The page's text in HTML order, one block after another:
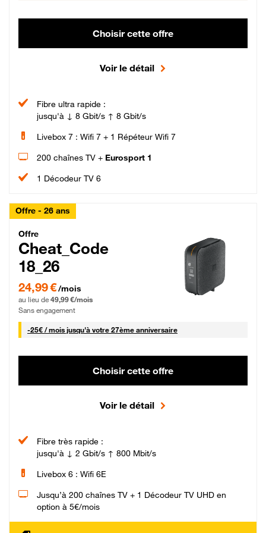
Choisir cette offre
Voir le détail
Fibre ultra rapide :
jusqu'à ↓ 8 Gbit/s ↑ 8 Gbit/s
Livebox 7 : Wifi 7 + 1 Répéteur Wifi 7
200 chaînes TV + Eurosport 1
1 Décodeur TV 6
Offre - 26 ans
Cheat_Code Fibre_18_26
Offre
Cheat_Code
18_26
24,99 € par mois pendant 0 mois puis 49,99 € par mois, Sans engagement
24,99 €/mois
au lieu de 49,99 €/mois
Sans engagement
-25€ / mois25 € par mois
jusqu'à votre 27ème anniversaire
Choisir cette offre
Voir le détail
Fibre très rapide :
jusqu'à ↓ 2 Gbit/s ↑ 800 Mbit/s
Livebox 6 : Wifi 6E
Jusqu’à 200 chaînes TV + 1 Décodeur TV UHD en
option à 5€/mois